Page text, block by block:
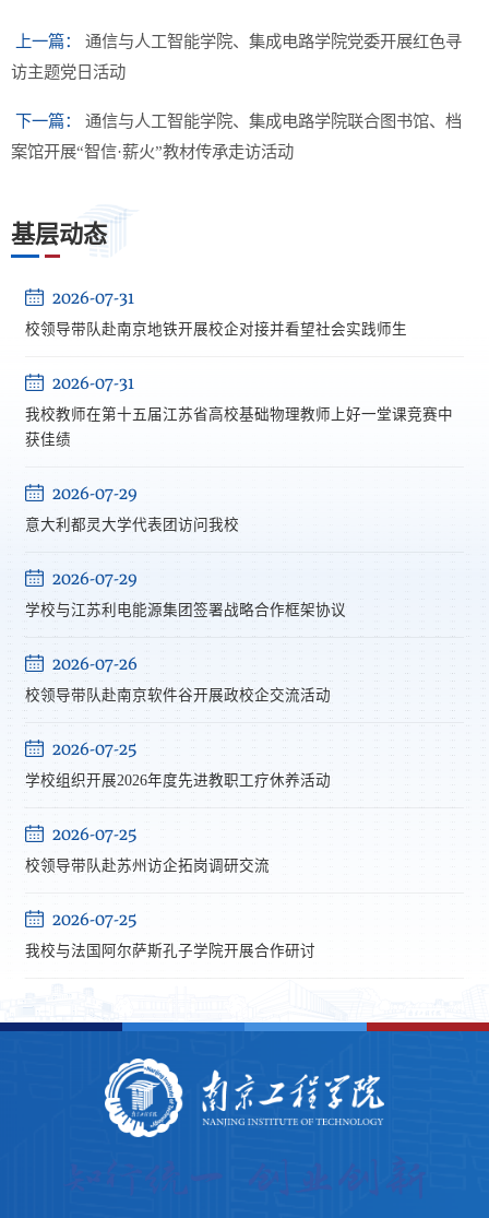
上一篇：
通信与人工智能学院、集成电路学院党委开展红色寻
访主题党日活动
下一篇：
通信与人工智能学院、集成电路学院联合图书馆、档
案馆开展“智信·薪火”教材传承走访活动
基层动态
2026-07-31
校领导带队赴南京地铁开展校企对接并看望社会实践师生
2026-07-31
我校教师在第十五届江苏省高校基础物理教师上好一堂课竞赛中
获佳绩
2026-07-29
意大利都灵大学代表团访问我校
2026-07-29
学校与江苏利电能源集团签署战略合作框架协议
2026-07-26
校领导带队赴南京软件谷开展政校企交流活动
2026-07-25
学校组织开展2026年度先进教职工疗休养活动
2026-07-25
校领导带队赴苏州访企拓岗调研交流
2026-07-25
我校与法国阿尔萨斯孔子学院开展合作研讨